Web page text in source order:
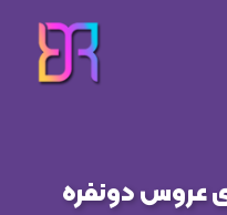
عروس دونفره